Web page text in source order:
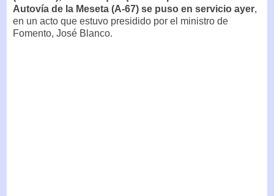
Autovía de la Meseta (A-67) se puso en servicio ayer,
en un acto que estuvo presidido por el ministro de
Fomento, José Blanco.